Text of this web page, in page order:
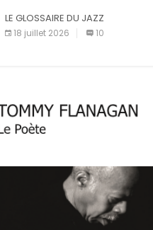
LE GLOSSAIRE DU JAZZ
18 juillet 2026 10